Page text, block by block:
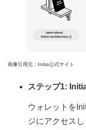
画像引用元：Initia公式サイト
ステップ1:
ウォレットを
ジにアクセスし